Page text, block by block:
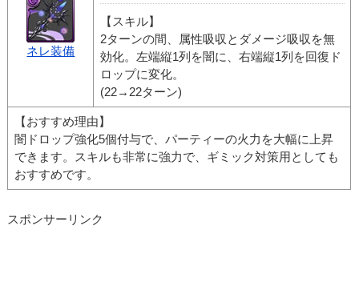
ネレ装備
【スキル】
2ターンの間、属性吸収とダメージ吸収を無
効化。左端縦1列を闇に、右端縦1列を回復ド
ロップに変化。
(22→22ターン)
【おすすめ理由】
闇ドロップ強化5個付与で、パーティーの火力を大幅に上昇
できます。スキルも非常に強力で、ギミック対策用としても
おすすめです。
スポンサーリンク